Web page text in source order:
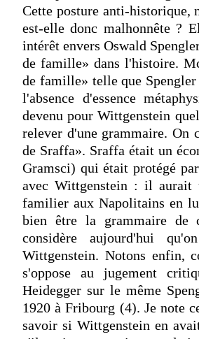
Cette posture anti-historique,
est-elle donc malhonnête ?
intérêt envers Oswald
de famille» dans l'histoire.
de famille» telle que
l'absence d'essence
devenu pour Wittgenstein
relever d'une grammaire. On
de Sraffa». Sraffa était un
Gramsci) qui était protégé
avec Wittgenstein : il aurait
familier aux Napolitains en
bien être la grammaire de
considère aujourd'hui
Wittgenstein. Notons enfin,
s'oppose au jugement
Heidegger sur le même
1920 à Fribourg (4). Je note
savoir si Wittgenstein en